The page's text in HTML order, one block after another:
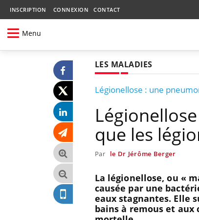
INSCRIPTION CONNEXION CONTACT
Menu
LES MALADIES
Légionellose : une
que les
Par le Dr Jérôme Berger
La légionellose, ou «
causée par une
eaux stagnantes. Elle
bains à remous et aux